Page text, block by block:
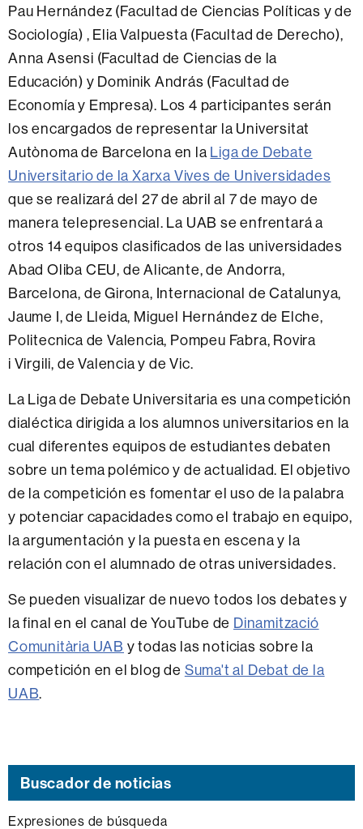
Pau Hernández (Facultad de Ciencias Políticas y de
Sociología) , Elia Valpuesta (Facultad de Derecho),
Anna Asensi (Facultad de Ciencias de la
Educación) y Dominik András (Facultad de
Economía y Empresa). Los 4 participantes serán
los encargados de representar la Universitat
Autònoma de Barcelona en la Liga de Debate
Universitario de la Xarxa Vives de Universidades
que se realizará del 27 de abril al 7 de mayo de
manera telepresencial. La UAB se enfrentará a
otros 14 equipos clasificados de las universidades
Abad Oliba CEU, de Alicante, de Andorra,
Barcelona, de Girona, Internacional de Catalunya,
Jaume I, de Lleida, Miguel Hernández de Elche,
Politecnica de Valencia, Pompeu Fabra, Rovira
i Virgili, de Valencia y de Vic.
La Liga de Debate Universitaria es una competición
dialéctica dirigida a los alumnos universitarios en la
cual diferentes equipos de estudiantes debaten
sobre un tema polémico y de actualidad. El objetivo
de la competición es fomentar el uso de la palabra
y potenciar capacidades como el trabajo en equipo,
la argumentación y la puesta en escena y la
relación con el alumnado de otras universidades.
Se pueden visualizar de nuevo todos los debates y
la final en el canal de YouTube de Dinamització
Comunitària UAB y todas las noticias sobre la
competición en el blog de Suma't al Debat de la
UAB.
Buscador de noticias
Expresiones de búsqueda